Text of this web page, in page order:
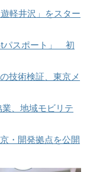
軽井沢」をスター
パスポート」 初
技術検証、東京メ
、地域モビリテ
・開発拠点を公開